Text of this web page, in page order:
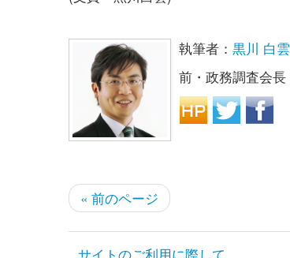
執筆者： 黒川 白雲
前・政務調査会長
« 前のページ
サイトのご利用に際して